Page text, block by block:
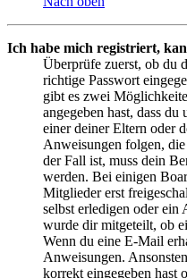
Ich habe mich registriert,
Überprüfe zuerst, ob du
richtige Passwort
gibt es zwei
angegeben hast, dass
einer deiner Eltern oder
Anweisungen folgen,
der Fall ist, muss dein
werden. Bei einigen
Mitglieder erst
selbst erledigen oder
wurde dir mitgeteilt, ob
Wenn du eine E-Mail
Anweisungen.
korrekt eingegeben hast